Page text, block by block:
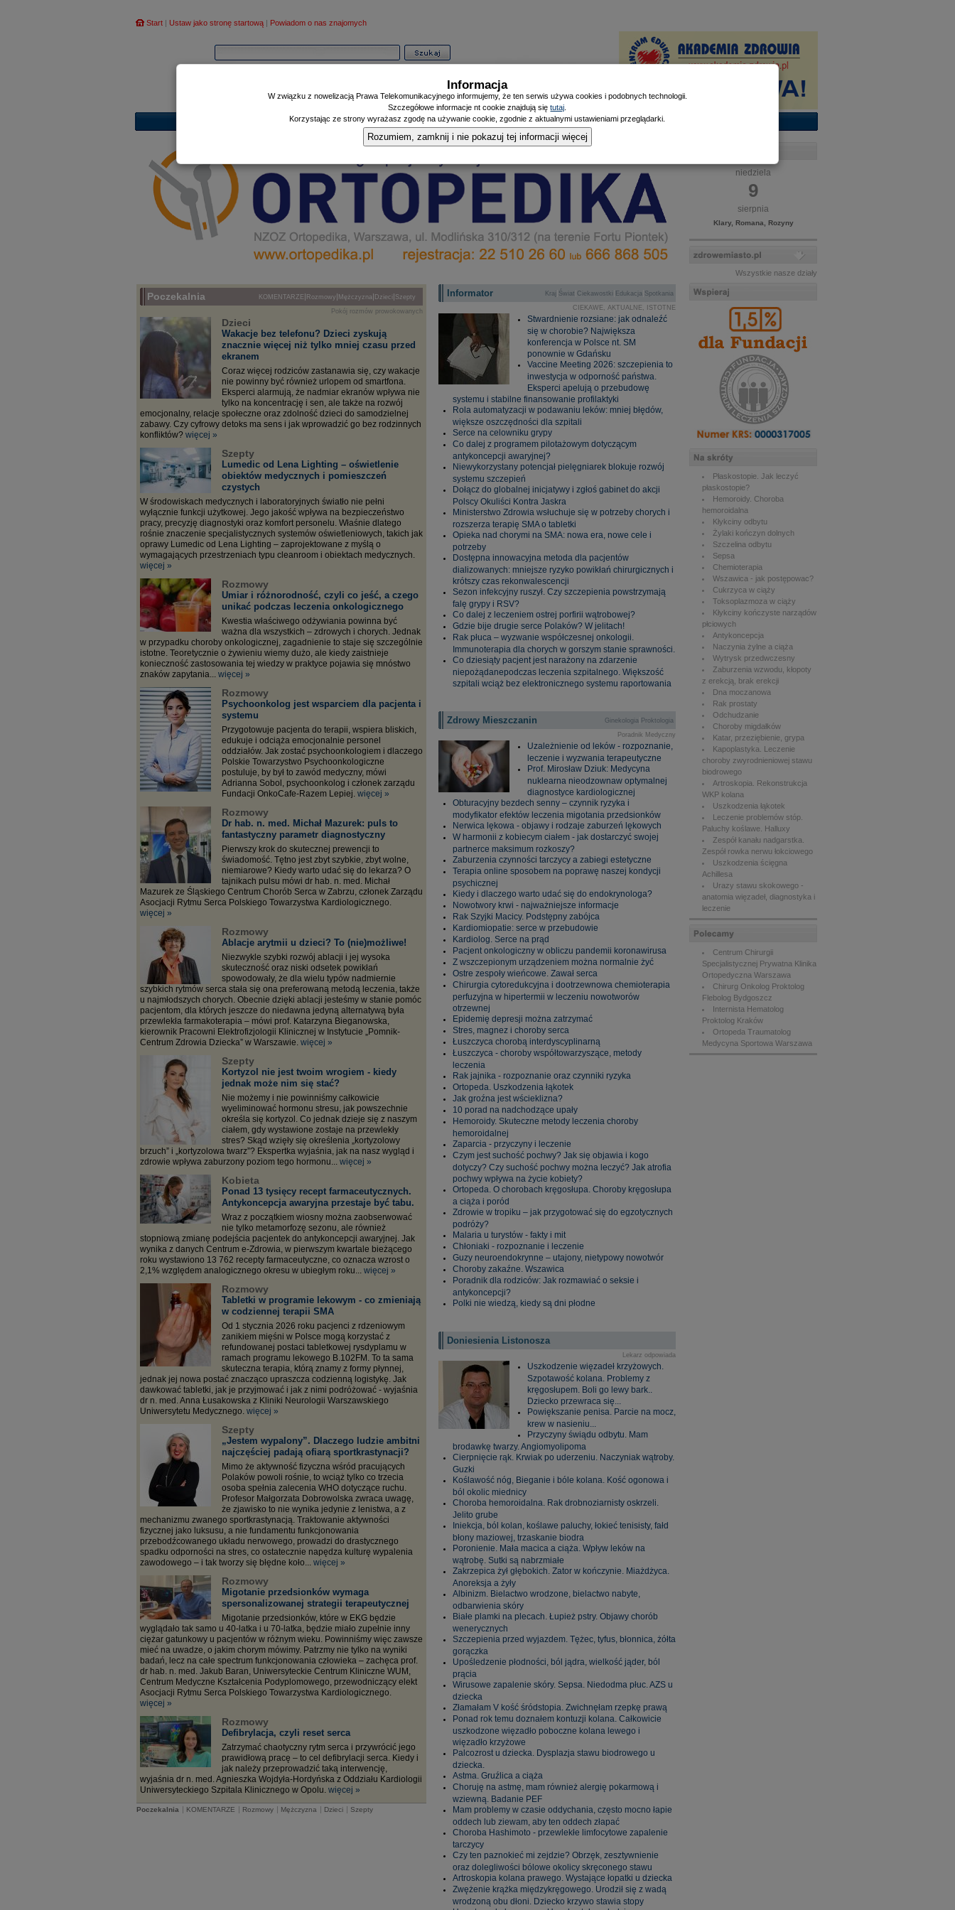
Start | Ustaw jako stronę startową | Powiadom o nas znajomych
Informator|Poczekalnia| Zdrowy Mieszczanin|Doniesienia Listonosza
niedziela
9
sierpnia
Klary, Romana, Rozyny
Wszystkie nasze działy
Płaskostopie. Jak leczyć
płaskostopie?
Hemoroidy. Choroba
hemoroidalna
Kłykciny odbytu
Żylaki kończyn dolnych
Szczelina odbytu
Sepsa
Chemioterapia
Wszawica - jak postępowac?
Cukrzyca w ciąży
Toksoplazmoza w ciąży
Kłykciny kończyste narządów
płciowych
Antykoncepcja
Naczynia żylne a ciąża
Wytrysk przedwczesny
Zaburzenia wzwodu, kłopoty
z erekcją, brak erekcji
Dna moczanowa
Rak prostaty
Odchudzanie
Choroby migdałków
Katar, przeziębienie, grypa
Kapoplastyka. Leczenie
choroby zwyrodnieniowej stawu
biodrowego
Artroskopia. Rekonstrukcja
WKP kolana
Uszkodzenia łąkotek
Leczenie problemów stóp.
Paluchy koślawe. Halluxy
Zespół kanału nadgarstka.
Zespół rowka nerwu łokciowego
Uszkodzenia ścięgna
Achillesa
Urazy stawu skokowego -
anatomia więzadeł, diagnostyka i
leczenie
Centrum Chirurgii
Specjalistycznej Prywatna Klinika
Ortopedyczna Warszawa
Chirurg Onkolog Proktolog
Flebolog Bydgoszcz
Internista Hematolog
Proktolog Kraków
Ortopeda Traumatolog
Medycyna Sportowa Warszawa
Poczekalnia KOMENTARZE | Rozmowy | Mężczyzna| Dzieci | Szepty
Pokój rozmów prowokowanych
Dzieci
Wakacje bez telefonu? Dzieci zyskują
znacznie więcej niż tylko mniej czasu przed
ekranem
Coraz więcej rodziców zastanawia się, czy wakacje
nie powinny być również urlopem od smartfona.
Eksperci alarmują, że nadmiar ekranów wpływa nie
tylko na koncentrację i sen, ale także na rozwój
emocjonalny, relacje społeczne oraz zdolność dzieci do samodzielnej
zabawy. Czy cyfrowy detoks ma sens i jak wprowadzić go bez rodzinnych
konfliktów? więcej »
Szepty
Lumedic od Lena Lighting – oświetlenie
obiektów medycznych i pomieszczeń
czystych
W środowiskach medycznych i laboratoryjnych światło nie pełni
wyłącznie funkcji użytkowej. Jego jakość wpływa na bezpieczeństwo
pracy, precyzję diagnostyki oraz komfort personelu. Właśnie dlatego
rośnie znaczenie specjalistycznych systemów oświetleniowych, takich jak
oprawy Lumedic od Lena Lighting – zaprojektowane z myślą o
wymagających przestrzeniach typu cleanroom i obiektach medycznych.
więcej »
Rozmowy
Umiar i różnorodność, czyli co jeść, a czego
unikać podczas leczenia onkologicznego
Kwestia właściwego odżywiania powinna być
ważna dla wszystkich – zdrowych i chorych. Jednak
w przypadku choroby onkologicznej, zagadnienie to staje się szczególnie
istotne. Teoretycznie o żywieniu wiemy dużo, ale kiedy zaistnieje
konieczność zastosowania tej wiedzy w praktyce pojawia się mnóstwo
znaków zapytania... więcej »
Rozmowy
Psychoonkolog jest wsparciem dla pacjenta i
systemu
Przygotowuje pacjenta do terapii, wspiera bliskich,
edukuje i odciąża emocjonalnie personel
oddziałów. Jak zostać psychoonkologiem i dlaczego
Polskie Towarzystwo Psychoonkologiczne
postuluje, by był to zawód medyczny, mówi
Adrianna Sobol, psychoonkolog i członek zarządu
Fundacji OnkoCafe-Razem Lepiej. więcej »
Rozmowy
Dr hab. n. med. Michał Mazurek: puls to
fantastyczny parametr diagnostyczny
Pierwszy krok do skutecznej prewencji to
świadomość. Tętno jest zbyt szybkie, zbyt wolne,
niemiarowe? Kiedy warto udać się do lekarza? O
tajnikach pulsu mówi dr hab. n. med. Michał
Mazurek ze Śląskiego Centrum Chorób Serca w Zabrzu, członek Zarządu
Asocjacji Rytmu Serca Polskiego Towarzystwa Kardiologicznego.
więcej »
Rozmowy
Ablacje arytmii u dzieci? To (nie)możliwe!
Niezwykle szybki rozwój ablacji i jej wysoka
skuteczność oraz niski odsetek powikłań
spowodowały, że dla wielu typów nadmiernie
szybkich rytmów serca stała się ona preferowaną metodą leczenia, także
u najmłodszych chorych. Obecnie dzięki ablacji jesteśmy w stanie pomóc
pacjentom, dla których jeszcze do niedawna jedyną alternatywą była
przewlekła farmakoterapia – mówi prof. Katarzyna Bieganowska,
kierownik Pracowni Elektrofizjologii Klinicznej w Instytucie „Pomnik-
Centrum Zdrowia Dziecka” w Warszawie. więcej »
Szepty
Kortyzol nie jest twoim wrogiem - kiedy
jednak może nim się stać?
Nie możemy i nie powinniśmy całkowicie
wyeliminować hormonu stresu, jak powszechnie
określa się kortyzol. Co jednak dzieje się z naszym
ciałem, gdy wystawione zostaje na przewlekły
stres? Skąd wzięły się określenia „kortyzolowy
brzuch” i „kortyzolowa twarz”? Ekspertka wyjaśnia, jak na nasz wygląd i
zdrowie wpływa zaburzony poziom tego hormonu... więcej »
Kobieta
Ponad 13 tysięcy recept farmaceutycznych.
Antykoncepcja awaryjna przestaje być tabu.
Wraz z początkiem wiosny można zaobserwować
nie tylko metamorfozę sezonu, ale również
stopniową zmianę podejścia pacjentek do antykoncepcji awaryjnej. Jak
wynika z danych Centrum e-Zdrowia, w pierwszym kwartale bieżącego
roku wystawiono 13 762 recepty farmaceutyczne, co oznacza wzrost o
2,1% względem analogicznego okresu w ubiegłym roku... więcej »
Rozmowy
Tabletki w programie lekowym - co zmieniają
w codziennej terapii SMA
Od 1 stycznia 2026 roku pacjenci z rdzeniowym
zanikiem mięśni w Polsce mogą korzystać z
refundowanej postaci tabletkowej rysdyplamu w
ramach programu lekowego B.102FM. To ta sama
skuteczna terapia, którą znamy z formy płynnej,
jednak jej nowa postać znacząco upraszcza codzienną logistykę. Jak
dawkować tabletki, jak je przyjmować i jak z nimi podróżować - wyjaśnia
dr n. med. Anna Łusakowska z Kliniki Neurologii Warszawskiego
Uniwersytetu Medycznego. więcej »
Szepty
„Jestem wypalony”. Dlaczego ludzie ambitni
najczęściej padają ofiarą sportkrastynacji?
Mimo że aktywność fizyczna wśród pracujących
Polaków powoli rośnie, to wciąż tylko co trzecia
osoba spełnia zalecenia WHO dotyczące ruchu.
Profesor Małgorzata Dobrowolska zwraca uwagę,
że zjawisko to nie wynika jedynie z lenistwa, a z
mechanizmu zwanego sportkrastynacją. Traktowanie aktywności
fizycznej jako luksusu, a nie fundamentu funkcjonowania
przebodźcowanego układu nerwowego, prowadzi do drastycznego
spadku odporności na stres, co ostatecznie napędza kulturę wypalenia
zawodowego – i tak tworzy się błędne koło... więcej »
Rozmowy
Migotanie przedsionków wymaga
spersonalizowanej strategii terapeutycznej
Migotanie przedsionków, które w EKG będzie
wyglądało tak samo u 40-latka i u 70-latka, będzie miało zupełnie inny
ciężar gatunkowy u pacjentów w różnym wieku. Powinniśmy więc zawsze
mieć na uwadze, o jakim chorym mówimy. Patrzmy nie tylko na wyniki
badań, lecz na całe spectrum funkcjonowania człowieka – zachęca prof.
dr hab. n. med. Jakub Baran, Uniwersyteckie Centrum Kliniczne WUM,
Centrum Medyczne Kształcenia Podyplomowego, przewodniczący elekt
Asocjacji Rytmu Serca Polskiego Towarzystwa Kardiologicznego.
więcej »
Rozmowy
Defibrylacja, czyli reset serca
Zatrzymać chaotyczny rytm serca i przywrócić jego
prawidłową pracę – to cel defibrylacji serca. Kiedy i
jak należy przeprowadzić taką interwencję,
wyjaśnia dr n. med. Agnieszka Wojdyła-Hordyńska z Oddziału Kardiologii
Uniwersyteckiego Szpitala Klinicznego w Opolu. więcej »
Poczekalnia | KOMENTARZE | Rozmowy | Mężczyzna | Dzieci | Szepty
Informator Kraj Świat Ciekawostki Edukacja Spotkania
CIEKAWE, AKTUALNE, ISTOTNE
Stwardnienie rozsiane: jak odnaleźć
się w chorobie? Największa
konferencja w Polsce nt. SM
ponownie w Gdańsku
Vaccine Meeting 2026: szczepienia to
inwestycja w odporność państwa.
Eksperci apelują o przebudowę
systemu i stabilne finansowanie profilaktyki
Rola automatyzacji w podawaniu leków: mniej błędów,
większe oszczędności dla szpitali
Serce na celowniku grypy
Co dalej z programem pilotażowym dotyczącym
antykoncepcji awaryjnej?
Niewykorzystany potencjał pielęgniarek blokuje rozwój
systemu szczepień
Dołącz do globalnej inicjatywy i zgłoś gabinet do akcji
Polscy Okuliści Kontra Jaskra
Ministerstwo Zdrowia wsłuchuje się w potrzeby chorych i
rozszerza terapię SMA o tabletki
Opieka nad chorymi na SMA: nowa era, nowe cele i
potrzeby
Dostępna innowacyjna metoda dla pacjentów
dializowanych: mniejsze ryzyko powikłań chirurgicznych i
krótszy czas rekonwalescencji
Sezon infekcyjny ruszył. Czy szczepienia powstrzymają
falę grypy i RSV?
Co dalej z leczeniem ostrej porfirii wątrobowej?
Gdzie bije drugie serce Polaków? W jelitach!
Rak płuca – wyzwanie współczesnej onkologii.
Immunoterapia dla chorych w gorszym stanie sprawności.
Co dziesiąty pacjent jest narażony na zdarzenie
niepożądanepodczas leczenia szpitalnego. Większość
szpitali wciąż bez elektronicznego systemu raportowania
Zdrowy Mieszczanin Ginekologia Proktologia
Poradnik Medyczny
Uzależnienie od leków - rozpoznanie,
leczenie i wyzwania terapeutyczne
Prof. Mirosław Dziuk: Medycyna
nuklearna nieodzownaw optymalnej
diagnostyce kardiologicznej
Obturacyjny bezdech senny – czynnik ryzyka i
modyfikator efektów leczenia migotania przedsionków
Nerwica lękowa - objawy i rodzaje zaburzeń lękowych
W harmonii z kobiecym ciałem - jak dostarczyć swojej
partnerce maksimum rozkoszy?
Zaburzenia czynności tarczycy a zabiegi estetyczne
Terapia online sposobem na poprawę naszej kondycji
psychicznej
Kiedy i dlaczego warto udać się do endokrynologa?
Nowotwory krwi - najważniejsze informacje
Rak Szyjki Macicy. Podstępny zabójca
Kardiomiopatie: serce w przebudowie
Kardiolog. Serce na prąd
Pacjent onkologiczny w obliczu pandemii koronawirusa
Z wszczepionym urządzeniem można normalnie żyć
Ostre zespoły wieńcowe. Zawał serca
Chirurgia cytoredukcyjna i dootrzewnowa chemioterapia
perfuzyjna w hipertermii w leczeniu nowotworów
otrzewnej
Epidemię depresji można zatrzymać
Stres, magnez i choroby serca
Łuszczyca chorobą interdyscyplinarną
Łuszczyca - choroby współtowarzyszące, metody
leczenia
Rak jajnika - rozpoznanie oraz czynniki ryzyka
Ortopeda. Uszkodzenia łąkotek
Jak groźna jest wścieklizna?
10 porad na nadchodzące upały
Hemoroidy. Skuteczne metody leczenia choroby
hemoroidalnej
Zaparcia - przyczyny i leczenie
Czym jest suchość pochwy? Jak się objawia i kogo
dotyczy? Czy suchość pochwy można leczyć? Jak atrofia
pochwy wpływa na życie kobiety?
Ortopeda. O chorobach kręgosłupa. Choroby kręgosłupa
a ciąża i poród
Zdrowie w tropiku – jak przygotować się do egzotycznych
podróży?
Malaria u turystów - fakty i mit
Chłoniaki - rozpoznanie i leczenie
Guzy neuroendokrynne – utajony, nietypowy nowotwór
Choroby zakaźne. Wszawica
Poradnik dla rodziców: Jak rozmawiać o seksie i
antykoncepcji?
Polki nie wiedzą, kiedy są dni płodne
Doniesienia Listonosza
Lekarz odpowiada
Uszkodzenie więzadeł krzyżowych.
Szpotawość kolana. Problemy z
kręgosłupem. Boli go lewy bark..
Dziecko przewraca się...
Powiększanie penisa. Parcie na mocz,
krew w nasieniu...
Przyczyny świądu odbytu. Mam
brodawkę twarzy. Angiomyolipoma
Cierpnięcie rąk. Krwiak po uderzeniu. Naczyniak wątroby.
Guzki
Koślawość nóg, Bieganie i bóle kolana. Kość ogonowa i
ból okolic miednicy
Choroba hemoroidalna. Rak drobnoziarnisty oskrzeli.
Jelito grube
Iniekcja, ból kolan, koślawe paluchy, łokieć tenisisty, fałd
błony maziowej, trzaskanie biodra
Poronienie. Mała macica a ciąża. Wpływ leków na
wątrobę. Sutki są nabrzmiałe
Zakrzepica żył głębokich. Zator w kończynie. Miażdżyca.
Anoreksja a żyły
Albinizm. Bielactwo wrodzone, bielactwo nabyte,
odbarwienia skóry
Białe plamki na plecach. Łupież pstry. Objawy chorób
wenerycznych
Szczepienia przed wyjazdem. Tężec, tyfus, błonnica, żółta
gorączka
Upośledzenie płodności, ból jądra, wielkość jąder, ból
prącia
Wirusowe zapalenie skóry. Sepsa. Niedodma płuc. AZS u
dziecka
Złamałam V kość śródstopia. Zwichnęłam rzepkę prawą
Ponad rok temu doznałem kontuzji kolana. Całkowicie
uszkodzone więzadło poboczne kolana lewego i
więzadło krzyżowe
Palcozrost u dziecka. Dysplazja stawu biodrowego u
dziecka.
Astma. Gruźlica a ciąża
Choruję na astmę, mam również alergię pokarmową i
wziewną. Badanie PEF
Mam problemy w czasie oddychania, często mocno łapie
oddech lub ziewam, aby ten oddech złapać
Choroba Hashimoto - przewlekłe limfocytowe zapalenie
tarczycy
Czy ten paznokieć mi zejdzie? Obrzęk, zesztywnienie
oraz dolegliwości bólowe okolicy skręconego stawu
Artroskopia kolana prawego. Wystające łopatki u dziecka
Zwężenie krążka międzykręgowego. Urodził się z wadą
wrodzoną obu dłoni. Dziecko krzywo stawia stopy
Informacja
W związku z nowelizacją Prawa Telekomunikacyjnego informujemy, że ten serwis używa cookies i podobnych technologii.
Szczegółowe informacje nt cookie znajdują siętutaj
Korzystając ze strony wyrażasz zgodę na używanie cookie, zgodnie z aktualnymi ustawieniami przeglądarki.
Rozumiem, zamknij i nie pokazuj tej informacji więcej